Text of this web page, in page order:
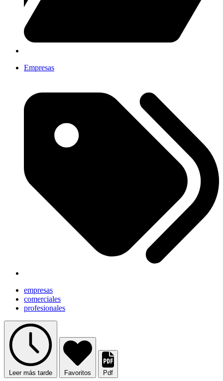
Empresas
empresas
comerciales
profesionales
Leer más tarde Favoritos Pdf